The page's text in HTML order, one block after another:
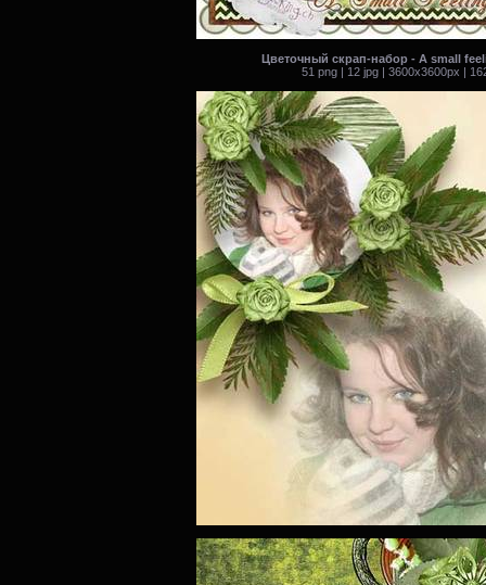
Цветочный скрап-набор - A small
51 png | 12 jpg | 3600x3600px |